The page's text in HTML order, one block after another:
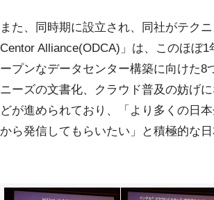
また、同時期に設立され、同社がテク
Centor Alliance(ODCA)」は、このほぼ
ープンなデータセンター構築に向けた
ニーズの文書化、クラウド普及の妨げ
どが進められており、「より多くの日
から発信してもらいたい」と積極的な日